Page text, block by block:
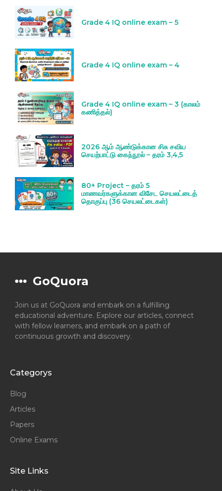
Grade 4 IQ online exam – 5
Grade 4 IQ online exam – 4
Grade 4 IQ online exam – 3 (காலம்
கணித்தல்)
2026 ஆம் ஆண்டுக்கான சிசு சவிய
செயற்பாட்டு கைந்நூல் – தரம் 3,4,5
80+ Project – தரம் 5
மாணவர்களுக்கான விசேட செயலட்டைத்
தொகுப்பு (36 செயலட்டைகள்)
GoQuora
Join us at GoQuora and embark on a fulfilling
educational adventure. Explore our articles, connect
with fellow learners, and embark on a path of
continuous growth and discovery.
Categorys
Blog
Articles
Papers
Online Exams
Site Links